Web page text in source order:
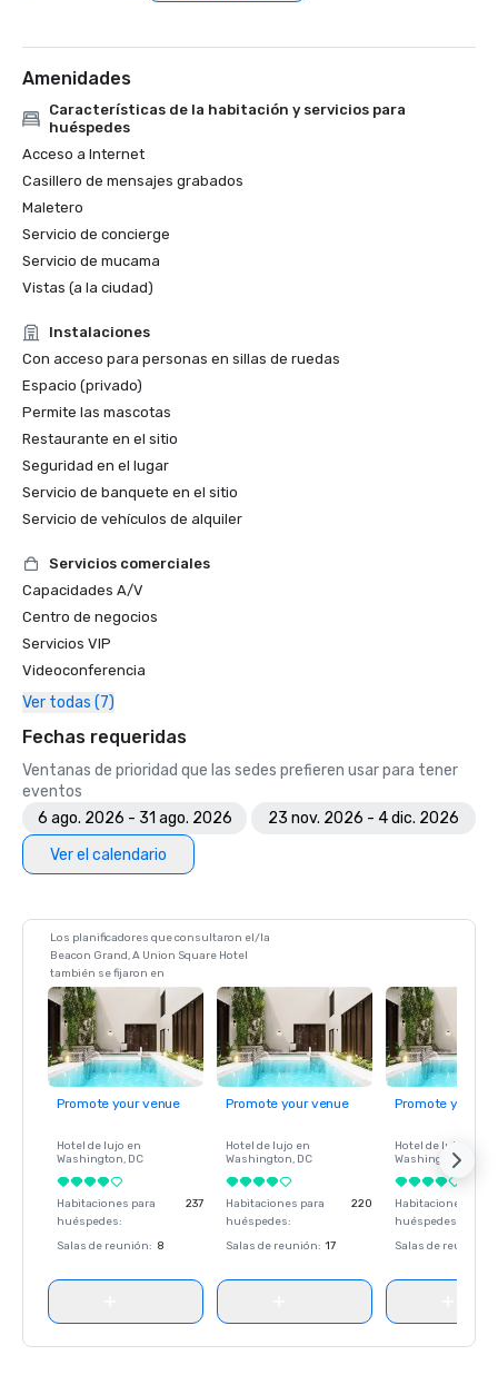
Amenidades
Características de la habitación y servicios para
huéspedes
Acceso a Internet
Casillero de mensajes grabados
Maletero
Servicio de concierge
Servicio de mucama
Vistas (a la ciudad)
Instalaciones
Con acceso para personas en sillas de ruedas
Espacio (privado)
Permite las mascotas
Restaurante en el sitio
Seguridad en el lugar
Servicio de banquete en el sitio
Servicio de vehículos de alquiler
Servicios comerciales
Capacidades A/V
Centro de negocios
Servicios VIP
Videoconferencia
Ver todas (7)
Fechas requeridas
Ventanas de prioridad que las sedes prefieren usar para tener
eventos
6 ago. 2026 - 31 ago. 2026
23 nov. 2026 - 4 dic. 2026
Ver el calendario
Los planificadores que consultaron el/la
Beacon Grand, A Union Square Hotel
también se fijaron en
Promote your venue
Hotel de lujo en
Washington, DC
Habitaciones para
huéspedes:
237
Salas de reunión: 8
Promote your venue
Hotel de lujo en
Washington, DC
Habitaciones para
huéspedes:
220
Salas de reunión: 17
Promote your
Hotel de lujo en
Washington
Habitaciones para
huéspedes
Salas de reunión